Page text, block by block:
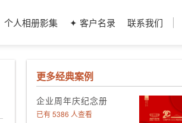
个人相册影集 ✦ 客户名录 联系我们
更多经典案例
企业周年庆纪念册
已有 5386 人查看